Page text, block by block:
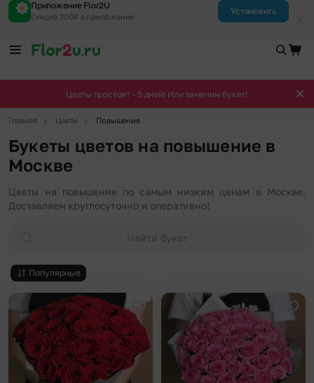
Приложение Flor2U
Скидка 300₽ в приложении
Установить
Цветы простоят - 5 дней! Или заменим букет!
Главная Цветы Повышение
Букеты цветов на повышение в
Москве
Цветы на повышение по самым низким ценам в Москве.
Доставляем круглосуточно и оперативно!
Найти букет
Популярные
Добавить в избранное